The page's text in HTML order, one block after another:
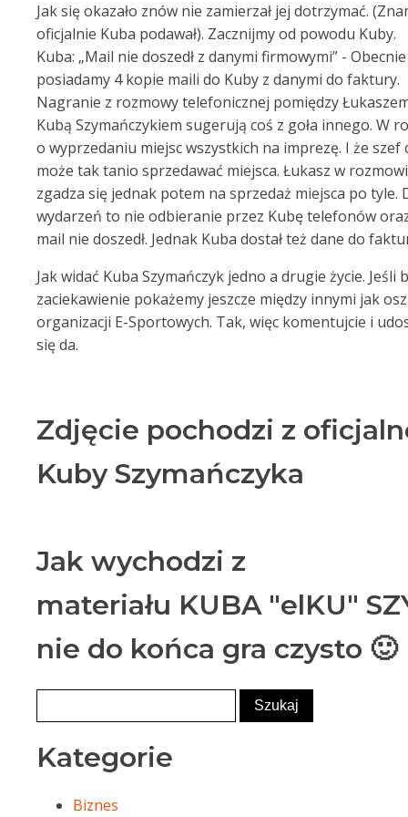
Jak się okazało znów nie zamierzał jej dotrzymać.
oficjalnie Kuba podawał). Zacznijmy od powodu Kuby.
Kuba: „Mail nie doszedł z danymi firmowymi” -
posiadamy 4 kopie maili do Kuby z danymi do faktury.
Nagranie z rozmowy telefonicznej pomiędzy
Kubą Szymańczykiem sugerują coś z goła innego. W
o wyprzedaniu miejsc wszystkich na imprezę. I że szef
może tak tanio sprzedawać miejsca. Łukasz w
zgadza się jednak potem na sprzedaż miejsca po tyle.
wydarzeń to nie odbieranie przez Kubę telefonów
mail nie doszedł. Jednak Kuba dostał też dane do
Jak widać Kuba Szymańczyk jedno a drugie życie. Jeśli
zaciekawienie pokażemy jeszcze między innymi jak
organizacji E-Sportowych. Tak, więc komentujcie i
się da.
Zdjęcie pochodzi z
Kuby Szymańczyka
Jak wychodzi z
materiału KUBA "elKU"
nie do końca gra czysto
Kategorie
Biznes